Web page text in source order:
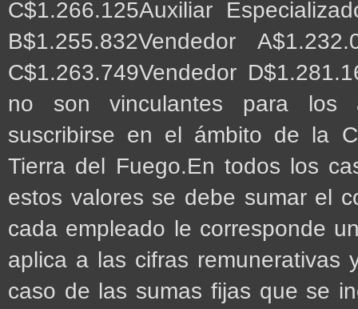
C$1.266.125Auxiliar
B$1.255.832Vendedor
C$1.263.749Vendedor
no son vinculantes para los
suscribirse en el ámbito de la
Tierra del Fuego.En todos los
estos valores se debe sumar el
cada empleado le corresponde
aplica a las cifras remunerativas
caso de las sumas fijas que se